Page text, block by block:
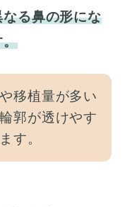
る鼻の形にな
。
移植量が多い
郭が透けやす
す。